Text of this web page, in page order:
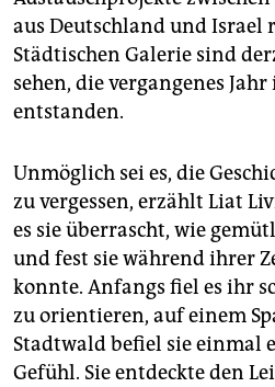
aus Deutschland und Israel
Städtischen Galerie sind
sehen, die vergangenes
entstanden.
Unmöglich sei es, die
zu vergessen, erzählt Liat
es sie überrascht, wie
und fest sie während ihrer
konnte. Anfangs fiel es ihr
zu orientieren, auf einem
Stadtwald befiel sie einmal
Gefühl. Sie entdeckte den